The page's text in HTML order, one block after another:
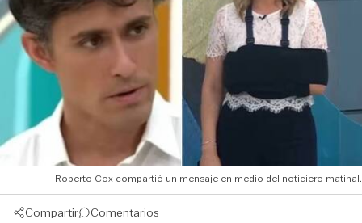
Roberto Cox compartió un mensaje en medio del noticiero matinal.
Compartir Comentarios